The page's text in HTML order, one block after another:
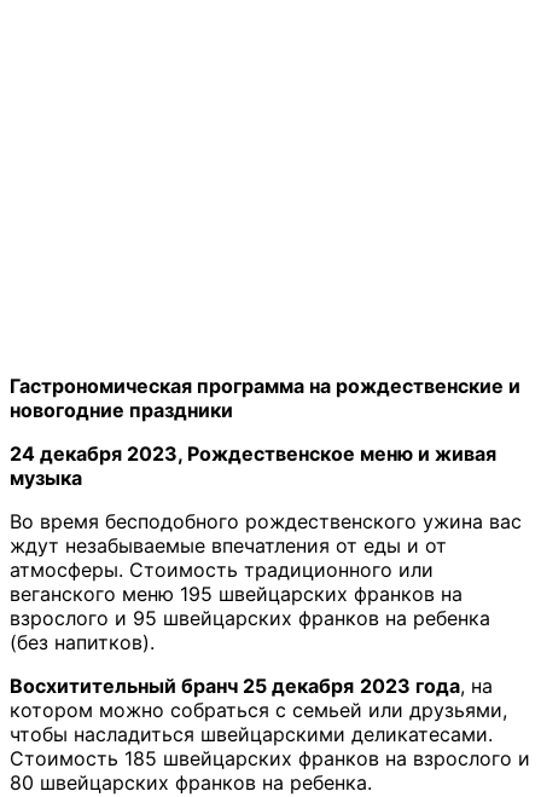
Гастрономическая программа на рождественские и
новогодние праздники
24 декабря 2023, Рождественское меню и живая
музыка
Во время бесподобного рождественского ужина вас
ждут незабываемые впечатления от еды и от
атмосферы. Стоимость традиционного или
веганского меню 195 швейцарских франков на
взрослого и 95 швейцарских франков на ребенка
(без напитков).
Восхитительный бранч 25 декабря 2023 года, на
котором можно собраться с семьей или друзьями,
чтобы насладиться швейцарскими деликатесами.
Стоимость 185 швейцарских франков на взрослого и
80 швейцарских франков на ребенка.